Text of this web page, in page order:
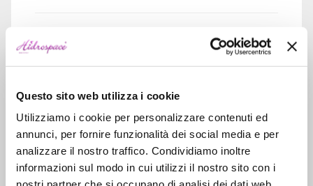
Questo sito web utilizza i cookie
Utilizziamo i cookie per personalizzare contenuti ed
annunci, per fornire funzionalità dei social media e per
analizzare il nostro traffico. Condividiamo inoltre
informazioni sul modo in cui utilizzi il nostro sito con i
✨ Allestimenti
vetroresina, telaio zincato con piedini
con pomello girevole, colonna per lo
scarico del troppo pieno
Standard
con
Include pannello frontale avvolgente
in acrilico bianco, completo di